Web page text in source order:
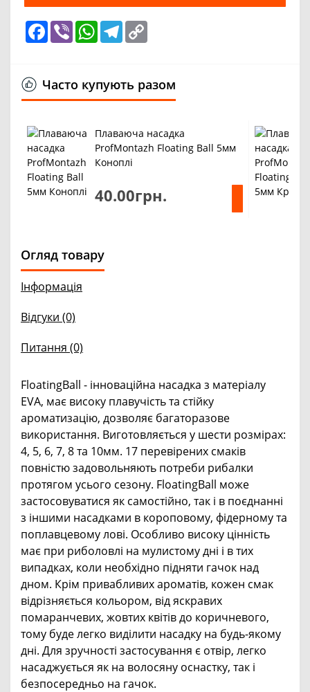
Facebook
Viber WhatsApp
Telegram
Часто купують разом
Плаваюча насадка
ProfMontazh Floating Ball 5мм
Коноплі
40.00грн.
Огляд товару
Інформація
Відгуки (0)
Питання (0)
FloatingBall - інноваційна насадка з матеріалу
EVA, має високу плавучість та стійку
ароматизацію, дозволяє багаторазове
використання. Виготовляється у шести розмірах:
4, 5, 6, 7, 8 та 10мм. 17 перевірених смаків
повністю задовольняють потреби рибалки
протягом усього сезону. FloatingBall може
застосовуватися як самостійно, так і в поєднанні
з іншими насадками в короповому, фідерному та
поплавцевому лові. Особливо високу цінність
має при риболовлі на мулистому дні і в тих
випадках, коли необхідно підняти гачок над
дном. Крім привабливих ароматів, кожен смак
відрізняється кольором, від яскравих
помаранчевих, жовтих квітів до коричневого,
тому буде легко виділити насадку на будь-якому
дні. Для зручності застосування є отвір, легко
насаджується як на волосяну оснастку, так і
безпосередньо на гачок.